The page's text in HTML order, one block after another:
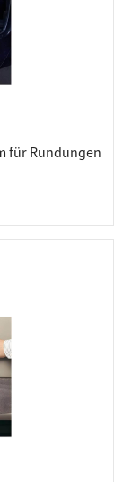
für Rundungen